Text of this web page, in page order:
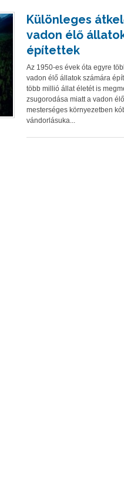
Különleges
vadon élő
építettek
Az 1950-es évek óta egyre
vadon élő állatok számára
több millió állat életét is
zsugorodása miatt a vadon
mesterséges környezetben
vándorlásuka...